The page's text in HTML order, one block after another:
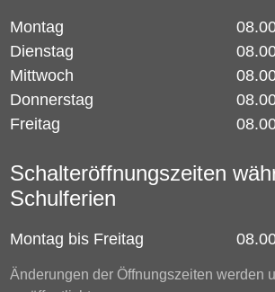
Montag
Dienstag
Mittwoch
Donnerstag
Freitag
Schalteröffnungszeiten
Schulferien
Montag bis Freitag
Änderungen der Öffnungszeiten werden